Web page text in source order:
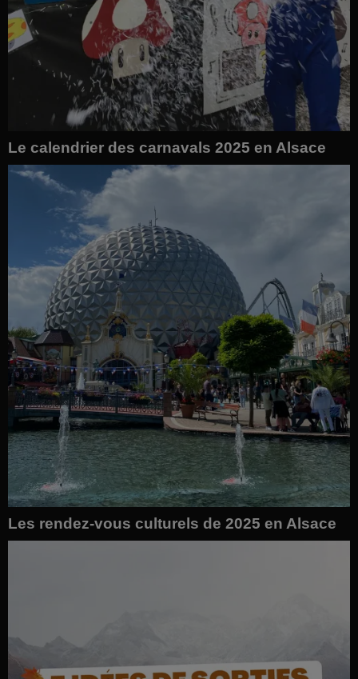
Le calendrier des carnavals 2025 en Alsace
Les rendez-vous culturels de 2025 en Alsace